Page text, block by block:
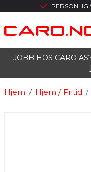
PERSONLIG
JOBB HOS CARO
/
Hjem /
Hjem / Fritid